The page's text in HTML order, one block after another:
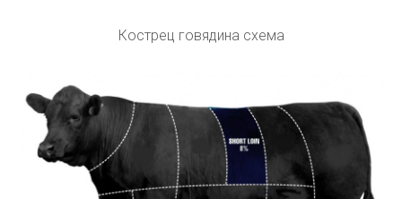
Кострец говядина схема